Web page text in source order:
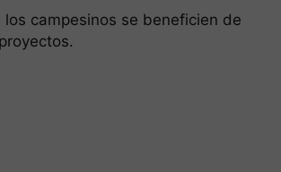
los campesinos se beneficien de